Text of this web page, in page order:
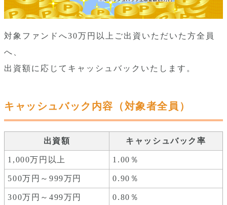
対象ファンドへ30万円以上ご出資いただいた方全員
へ、
出資額に応じてキャッシュバックいたします。
キャッシュバック内容（対象者全員）
出資額 キャッシュバック率
1,000万円以上 1.00％
500万円～999万円 0.90％
300万円～499万円 0.80％